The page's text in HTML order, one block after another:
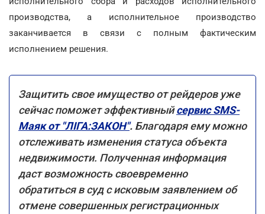
производства, а исполнительное производство
заканчивается в связи с полным фактическим
исполнением решения.
Защитить свое имущество от рейдеров уже
сейчас поможет эффективныйсервис SMS-
Маяк от "ЛІГА:ЗАКОН". Благодаря ему можно
отслеживать изменения статуса объекта
недвижимости. Полученная информация
даст возможность своевременно
обратиться в суд с исковым заявлением об
отмене совершенных регистрационных